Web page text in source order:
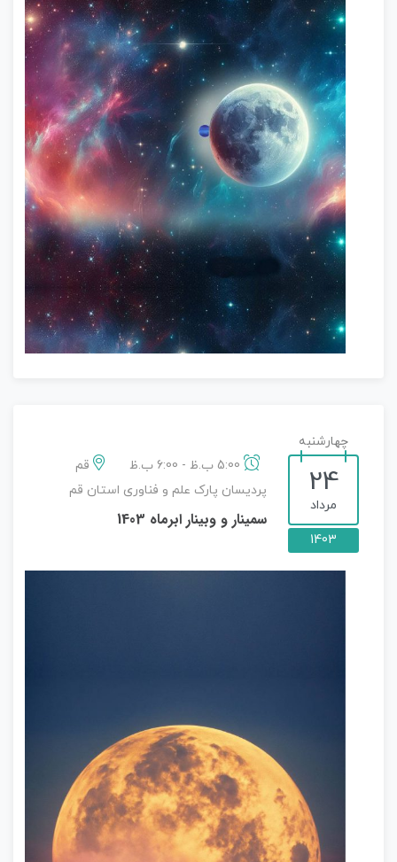
چهارشنبه
24
مرداد
1403
قم
پردیسان پارک علم و فناوری استان قم
سمینار و وبینار ابرماه 1403